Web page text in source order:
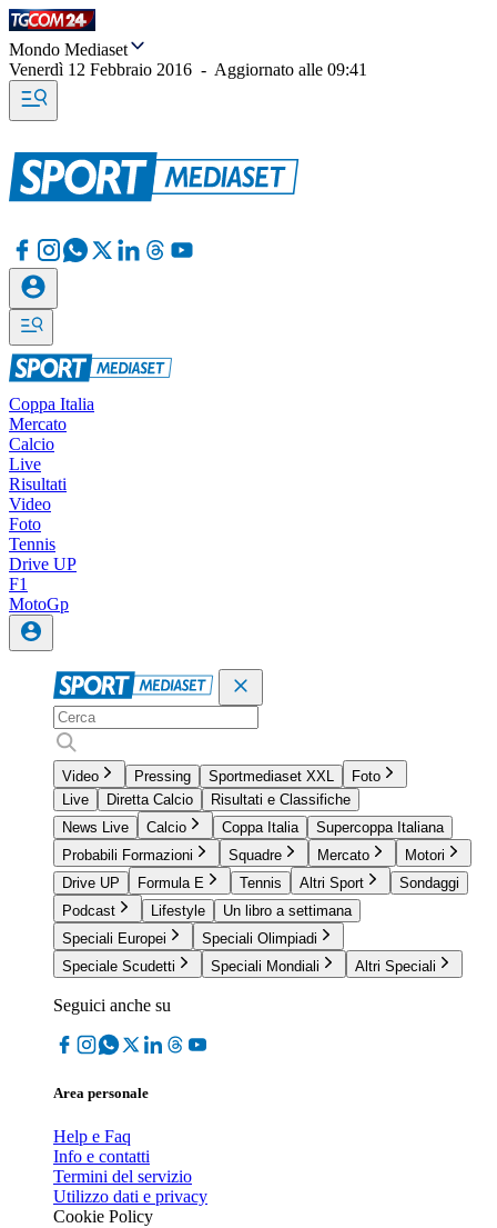
Mondo Mediaset
Venerdì 12 Febbraio 2016 - Aggiornato alle 09:41
Coppa Italia
Mercato
Calcio
Live
Risultati
Video
Foto
Tennis
Drive UP
F1
MotoGp
Video Pressing Sportmediaset XXL
Foto
Live
Diretta Calcio
Risultati e Classifiche
News Live
Calcio Coppa Italia
Supercoppa Italiana
Probabili Formazioni
Squadre Mercato
Motori
Drive UP
Formula E Tennis Altri Sport
Sondaggi
Podcast
Lifestyle
Un libro a settimana
Speciali Europei
Speciali Olimpiadi
Speciale Scudetti
Speciali Mondiali Altri Speciali
Seguici anche su
Area personale
Help e Faq
Info e contatti
Termini del servizio
Utilizzo dati e privacy
Cookie Policy